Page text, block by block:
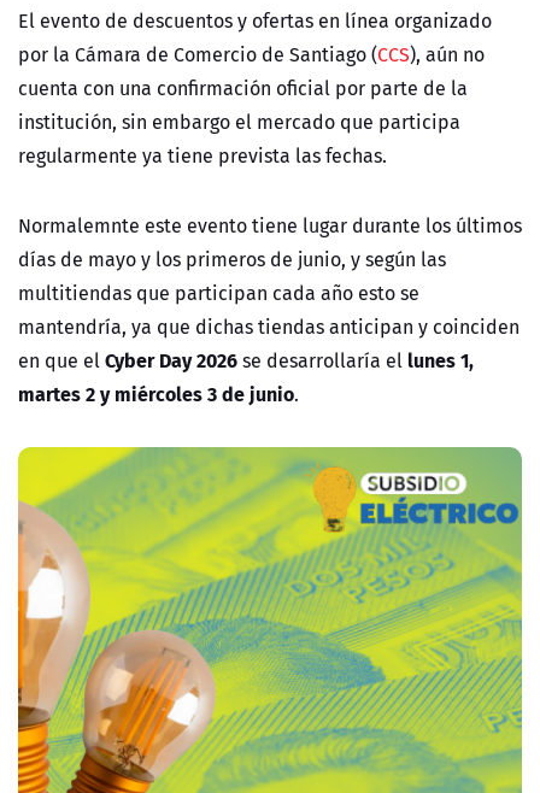
El evento de descuentos y ofertas en línea organizado
por la Cámara de Comercio de Santiago (CCS), aún no
cuenta con una confirmación oficial por parte de la
institución, sin embargo el mercado que participa
regularmente ya tiene prevista las fechas.
Normalemnte este evento tiene lugar durante los últimos
días de mayo y los primeros de junio, y según las
multitiendas que participan cada año esto se
mantendría, ya que dichas tiendas anticipan y coinciden
en que elCyber Day 2026se desarrollaría el lunes 1,
martes 2 y miércoles 3 de junio.